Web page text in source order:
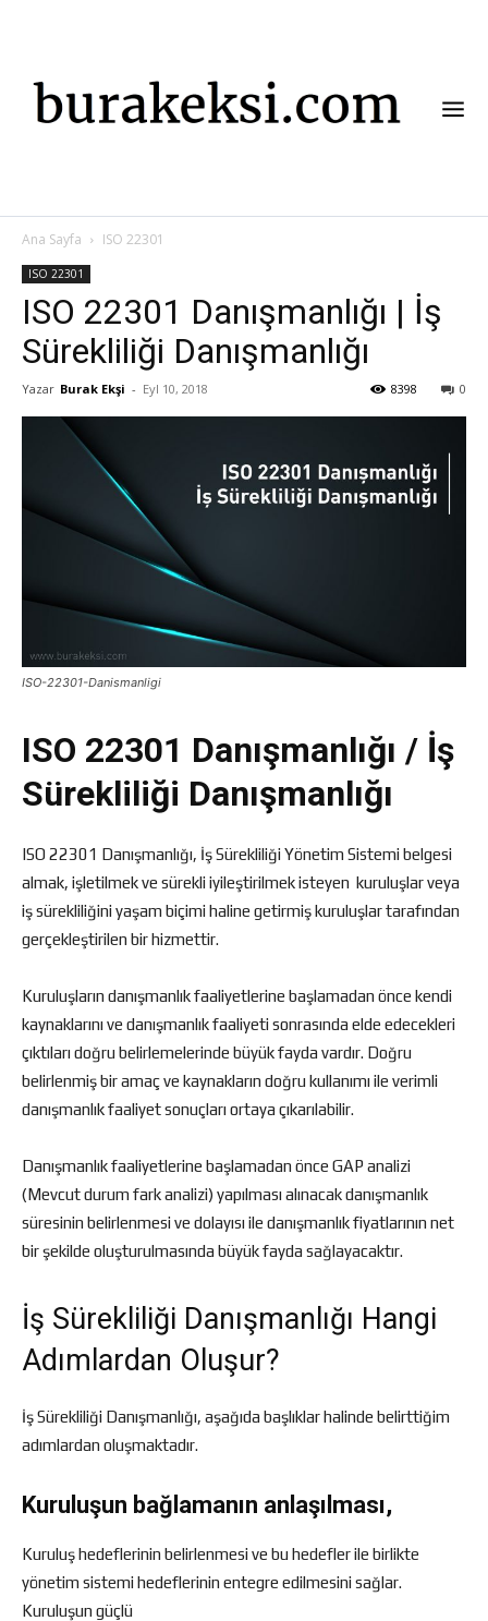
Ana Sayfa ISO 22301
ISO 22301
ISO 22301 Danışmanlığı | İş
Sürekliliği Danışmanlığı
Yazar Burak Ekşi - Eyl 10, 2018 0
8398
ISO-22301-Danismanligi
ISO 22301 Danışmanlığı / İş
Sürekliliği Danışmanlığı
ISO 22301 Danışmanlığı, İş Sürekliliği Yönetim Sistemi belgesi
almak, işletilmek ve sürekli iyileştirilmek isteyen kuruluşlar veya
iş sürekliliğini yaşam biçimi haline getirmiş kuruluşlar tarafından
gerçekleştirilen bir hizmettir.
Kuruluşların danışmanlık faaliyetlerine başlamadan önce kendi
kaynaklarını ve danışmanlık faaliyeti sonrasında elde edecekleri
çıktıları doğru belirlemelerinde büyük fayda vardır. Doğru
belirlenmiş bir amaç ve kaynakların doğru kullanımı ile verimli
danışmanlık faaliyet sonuçları ortaya çıkarılabilir.
Danışmanlık faaliyetlerine başlamadan önce GAP analizi
(Mevcut durum fark analizi) yapılması alınacak danışmanlık
süresinin belirlenmesi ve dolayısı ile danışmanlık fiyatlarının net
bir şekilde oluşturulmasında büyük fayda sağlayacaktır.
İş Sürekliliği Danışmanlığı Hangi
Adımlardan Oluşur?
İş Sürekliliği Danışmanlığı, aşağıda başlıklar halinde belirttiğim
adımlardan oluşmaktadır.
Kuruluşun bağlamanın anlaşılması,
Kuruluş hedeflerinin belirlenmesi ve bu hedefler ile birlikte
yönetim sistemi hedeflerinin entegre edilmesini sağlar.
Kuruluşun güçlü